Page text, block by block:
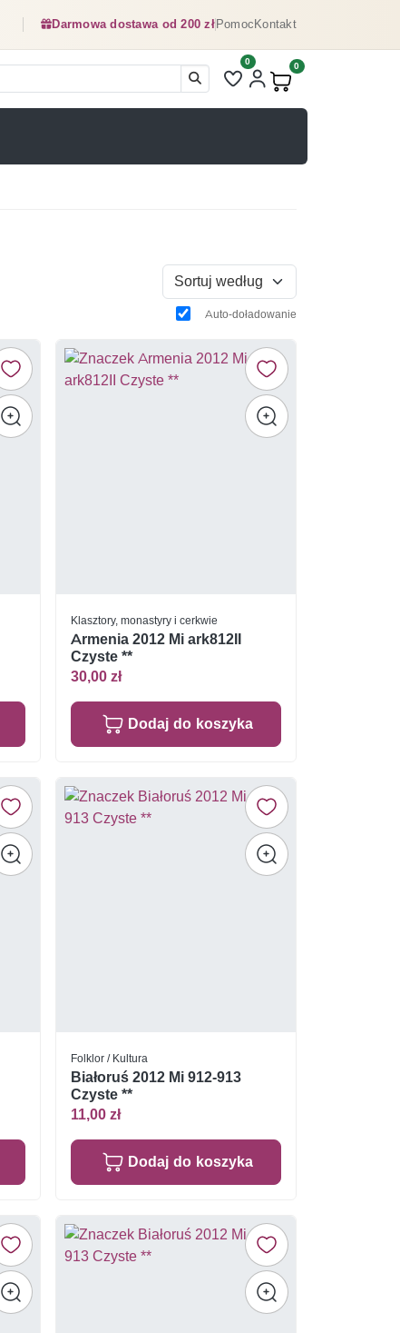
Darmowa dostawa od 200 złPomocKontakt
Liczba pozycji na liście
0
Produkty w koszyku:
0
Sortuj według
Auto-doładowanie
Klasztory, monastyry i cerkwie
Armenia 2012 Mi ark812II
Czyste **
30,00 zł
Dodaj do koszyka
Folklor / Kultura
Białoruś 2012 Mi 912-913
Czyste **
11,00 zł
Dodaj do koszyka